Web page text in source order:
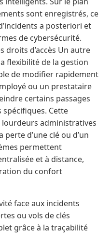
sont enregistrés, ce
a posteriori et
de cybersécurité.
droits d’accès Un autre
flexibilité de la gestion
de modifier rapidement
ou un prestataire
certains passages
Cette
administratives
d’une clé ou d’un
permettent
et à distance,
du confort
face aux incidents
ou vols de clés
grâce à la traçabilité